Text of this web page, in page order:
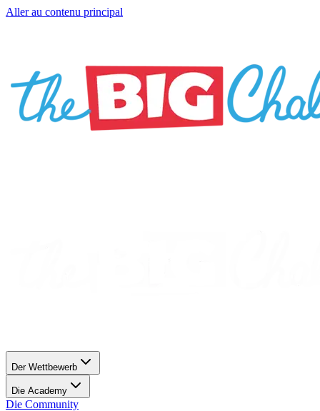
Aller au contenu principal
Der Wettbewerb
Die Academy
Die Community